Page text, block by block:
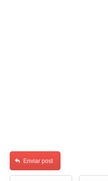
Enviar post